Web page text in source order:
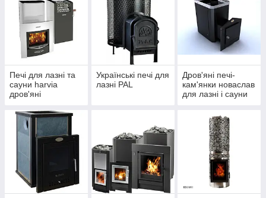
чрез тридцать минут после растопки печи.
Банные печи на дровах изготавливают из железа толщиной
4-5 мм.
Все понимают, дровяная печь - главная
принадлежность русских бань. В нашем наборе постоянно в
наличии железные печи и чугунные печи.
Чтоб выбрать дровяную печь-каменку необходимо знать
обьем парилки .
Печі для лазні та
сауни harvia
дров'яні
Українські печі для
лазні PAL
Дров'яні печі-
кам'янки новаслав
для лазні і сауни